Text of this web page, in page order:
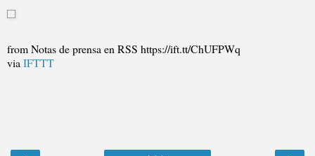
from Notas de prensa en RSS https://ift.tt/ChUFPWq
via IFTTT